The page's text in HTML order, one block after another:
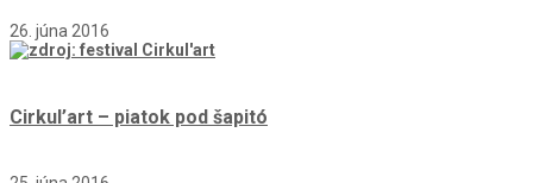
26. júna 2016
Cirkul’art – piatok pod šapitó